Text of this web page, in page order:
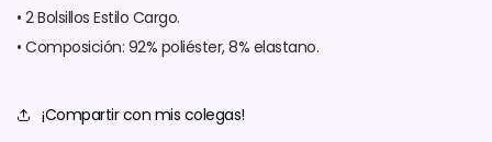
• 2 Bolsillos Estilo Cargo.
• Composición: 92% poliéster, 8% elastano.
¡Compartir con mis colegas!